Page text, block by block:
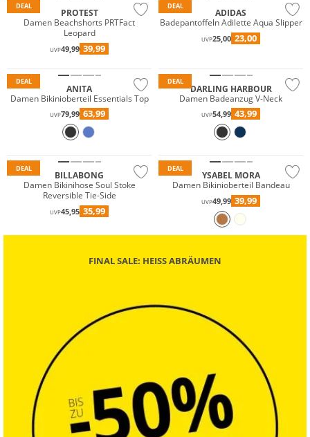
DEAL
PROTEST
Damen Beachshorts PRTFact
Leopard
UVP49,99 39,99
DEAL
ADIDAS
Badepantoffeln Adilette Aqua Slipper
UVP25,00 23,00
DEAL
ANITA
Damen Bikinioberteil Essentials Top
UVP79,99 63,99
DEAL
DARLING HARBOUR
Damen Badeanzug V-Neck
UVP54,99 43,99
DEAL
BILLABONG
Damen Bikinihose Soul Stoke
Reversible Tie-Side
UVP45,95 35,99
DEAL
YSABEL MORA
Damen Bikinioberteil Bandeau
UVP49,99 39,99
FINAL SALE: HEISS ABRÄUMEN